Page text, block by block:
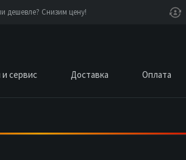
дешевле? Снизим цену!
и сервис Доставка Оплата